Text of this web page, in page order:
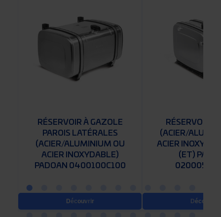
RÉSERVOIR À GAZOLE
PAROIS LATÉRALES
(ACIER/ALUMINIUM OU
ACIER INOXYDABLE)
PADOAN 0400100C100
Découvrir
RÉSERVOIR
(ACIER/
ACIER
(ET)
Découvrir